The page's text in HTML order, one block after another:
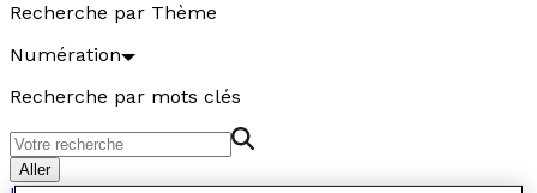
Recherche par Thème
Numération
Recherche par mots clés
Aller